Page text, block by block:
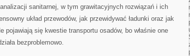
sanitarnej, w tym grawitacyjnych rozwiązań i ich
układ przewodów, jak przewidywać ładunki oraz jak
pojawiają się kwestie transportu osadów, bo właśnie one
bezproblemowo.